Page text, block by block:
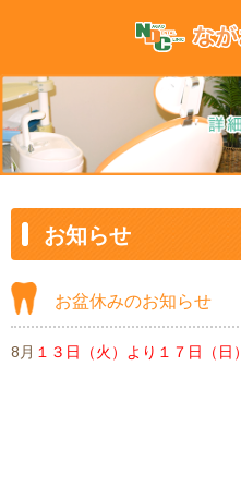
お知らせ
お盆休みのお知らせ
8月 １３日（火）より１７日（日）